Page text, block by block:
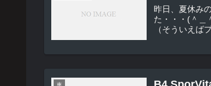
昨日、夏休みの旅行か
た・・・(＾＿
（そういえば